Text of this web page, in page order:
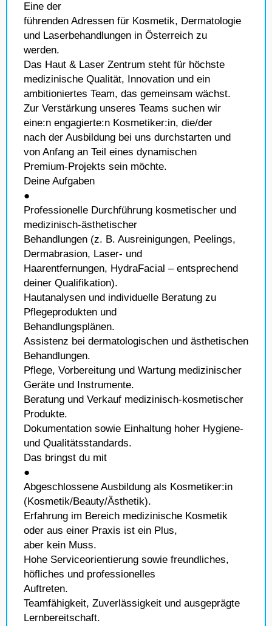
Eine der
führenden Adressen für Kosmetik, Dermatologie
und Laserbehandlungen in Österreich zu
werden.
Das Haut & Laser Zentrum steht für höchste
medizinische Qualität, Innovation und ein
ambitioniertes Team, das gemeinsam wächst.
Zur Verstärkung unseres Teams suchen wir
eine:n engagierte:n Kosmetiker:in, die/der
nach der Ausbildung bei uns durchstarten und
von Anfang an Teil eines dynamischen
Premium-Projekts sein möchte.
Deine Aufgaben
●
Professionelle Durchführung kosmetischer und
medizinisch-ästhetischer
Behandlungen (z. B. Ausreinigungen, Peelings,
Dermabrasion, Laser- und
Haarentfernungen, HydraFacial – entsprechend
deiner Qualifikation).
Hautanalysen und individuelle Beratung zu
Pflegeprodukten und
Behandlungsplänen.
Assistenz bei dermatologischen und ästhetischen
Behandlungen.
Pflege, Vorbereitung und Wartung medizinischer
Geräte und Instrumente.
Beratung und Verkauf medizinisch-kosmetischer
Produkte.
Dokumentation sowie Einhaltung hoher Hygiene-
und Qualitätsstandards.
Das bringst du mit
●
Abgeschlossene Ausbildung als Kosmetiker:in
(Kosmetik/Beauty/Ästhetik).
Erfahrung im Bereich medizinische Kosmetik
oder aus einer Praxis ist ein Plus,
aber kein Muss.
Hohe Serviceorientierung sowie freundliches,
höfliches und professionelles
Auftreten.
Teamfähigkeit, Zuverlässigkeit und ausgeprägte
Lernbereitschaft.